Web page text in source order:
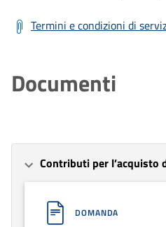
Termini e condizioni di
Documenti
Contributi per l’acquisto
DOMANDA